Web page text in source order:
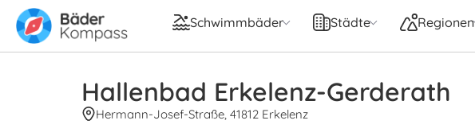
Schwimmbäder Städte Regionen
Hallenbad Erkelenz-Gerderath
Hermann-Josef-Straße, 41812 Erkelenz